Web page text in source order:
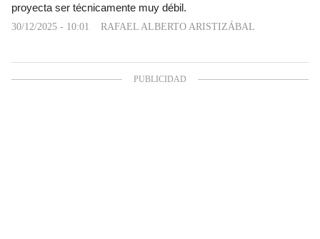
proyecta ser técnicamente muy débil.
30/12/2025 - 10:01 RAFAEL ALBERTO ARISTIZÁBAL